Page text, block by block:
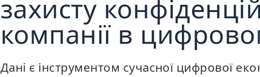
захисту
компанії в
Дані є інструментом сучасної цифрової